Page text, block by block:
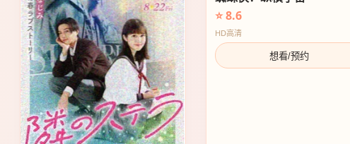
⭐ 8.6
HD高清
想看/预约